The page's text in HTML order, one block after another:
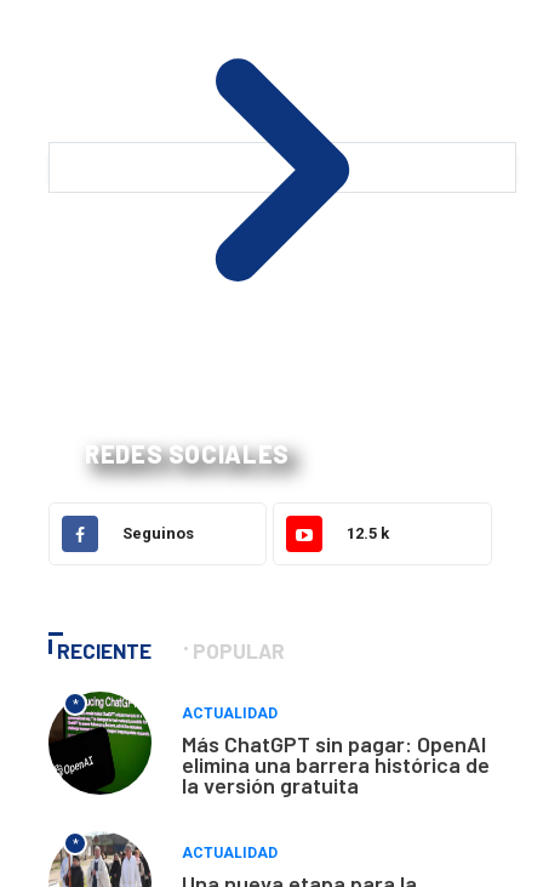
REDES SOCIALES
Seguinos 12.5 k
RECIENTE POPULAR
*
ACTUALIDAD
Más ChatGPT sin pagar: OpenAI
elimina una barrera histórica de
la versión gratuita
*
ACTUALIDAD